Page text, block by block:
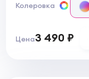
Колеровка
Цена3 490 ₽